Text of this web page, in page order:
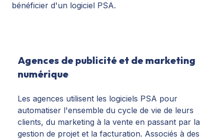
bénéficier d'un logiciel PSA.
Agences de publicité et de marketing
numérique
Les agences utilisent les logiciels PSA pour
automatiser l'ensemble du cycle de vie de leurs
clients, du marketing à la vente en passant par la
gestion de projet et la facturation. Associés à des